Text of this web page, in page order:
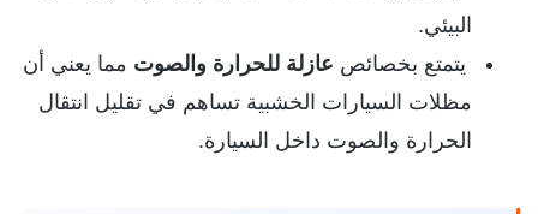
البيئي.
يتمتع بخصائص عازلة للحرارة والصوت مما يعني أن
مظلات السيارات الخشبية تساهم في تقليل انتقال
الحرارة والصوت داخل السيارة.